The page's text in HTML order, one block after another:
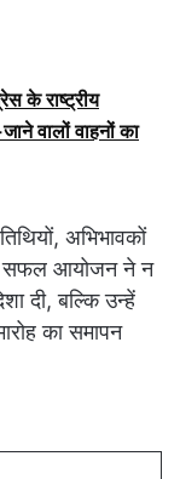
के राष्ट्रीय
वालों वाहनों का
अभिभावकों
इस सफल आयोजन ने न
दी, बल्कि उन्हें
का समापन